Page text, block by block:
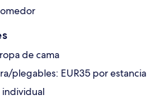
de cama
plegables: EUR35 por estancia
individual